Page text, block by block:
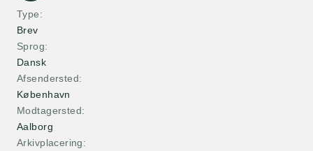
Type
Brev
Sprog
Dansk
Afsendersted
København
Modtagersted
Aalborg
Arkivplacering